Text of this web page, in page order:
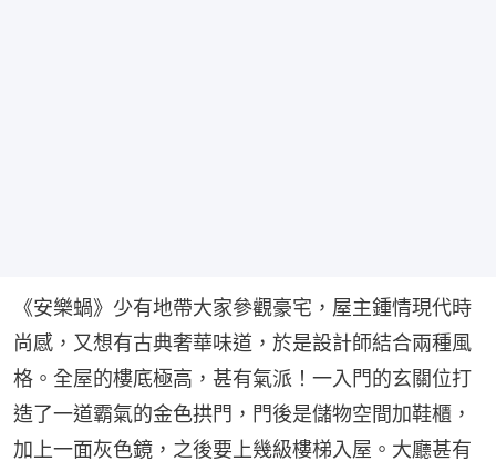
《安樂蝸》少有地帶大家參觀豪宅，屋主鍾情現代時
尚感，又想有古典奢華味道，於是設計師結合兩種風
格。全屋的樓底極高，甚有氣派！一入門的玄關位打
造了一道霸氣的金色拱門，門後是儲物空間加鞋櫃，
加上一面灰色鏡，之後要上幾級樓梯入屋。大廳甚有